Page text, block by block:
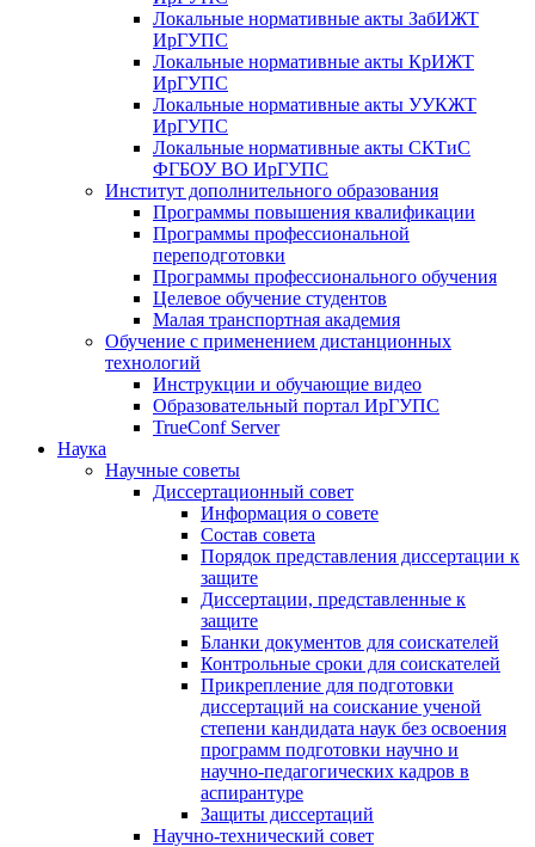
Локальные нормативные акты ЗабИЖТ
ИрГУПС
Локальные нормативные акты КрИЖТ
ИрГУПС
Локальные нормативные акты УУКЖТ
ИрГУПС
Локальные нормативные акты СКТиС
ФГБОУ ВО ИрГУПС
Институт дополнительного образования
Программы повышения квалификации
Программы профессиональной
переподготовки
Программы профессионального обучения
Целевое обучение студентов
Малая транспортная академия
Обучение с применением дистанционных
технологий
Инструкции и обучающие видео
Образовательный портал ИрГУПС
TrueConf Server
Наука
Научные советы
Диссертационный совет
Информация о совете
Состав совета
Порядок представления диссертации к
защите
Диссертации, представленные к
защите
Бланки документов для соискателей
Контрольные сроки для соискателей
Прикрепление для подготовки
диссертаций на соискание ученой
степени кандидата наук без освоения
программ подготовки научно и
научно-педагогических кадров в
аспирантуре
Защиты диссертаций
Научно-технический совет